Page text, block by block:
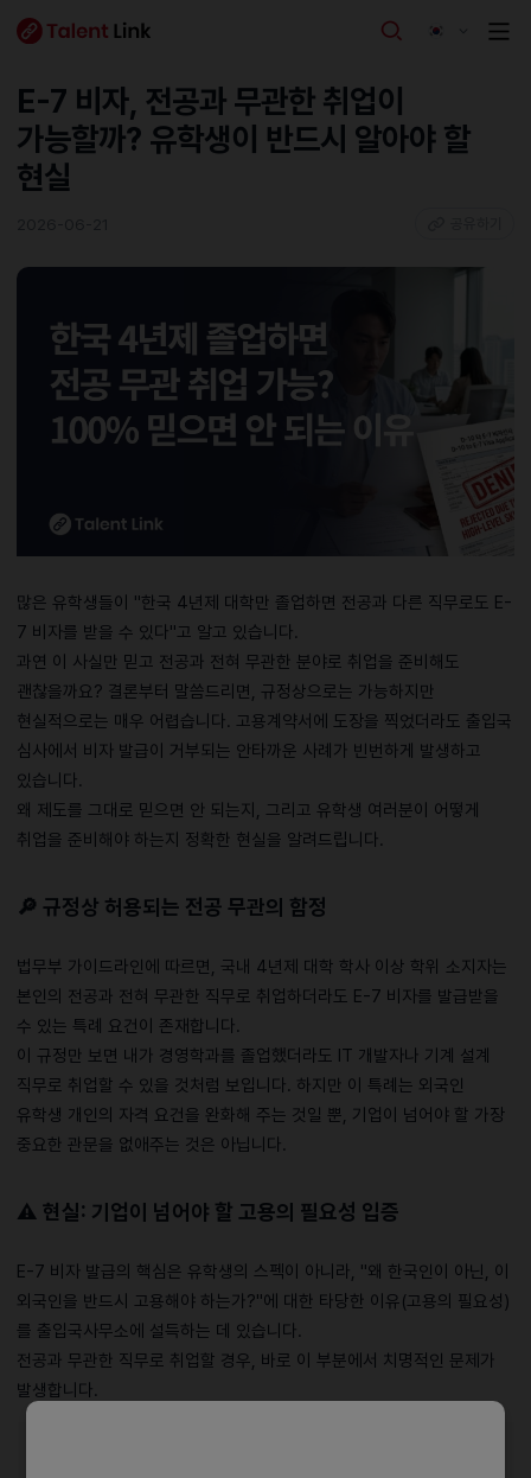
E-7 비자, 전공과 무관한 취업이
가능할까? 유학생이 반드시 알아야 할
현실
많은 유학생들이 "한국 4년제 대학만 졸업하면 전공과 다른 직무로도 E-
7 비자를 받을 수 있다"고 알고 있습니다.
과연 이 사실만 믿고 전공과 전혀 무관한 분야로 취업을 준비해도
괜찮을까요? 결론부터 말씀드리면, 규정상으로는 가능하지만
현실적으로는 매우 어렵습니다. 고용계약서에 도장을 찍었더라도 출입국
심사에서 비자 발급이 거부되는 안타까운 사례가 빈번하게 발생하고
있습니다.
왜 제도를 그대로 믿으면 안 되는지, 그리고 유학생 여러분이 어떻게
취업을 준비해야 하는지 정확한 현실을 알려드립니다.
🔎 규정상 허용되는 전공 무관의 함정
법무부 가이드라인에 따르면, 국내 4년제 대학 학사 이상 학위 소지자는
본인의 전공과 전혀 무관한 직무로 취업하더라도 E-7 비자를 발급받을
수 있는 특례 요건이 존재합니다.
이 규정만 보면 내가 경영학과를 졸업했더라도 IT 개발자나 기계 설계
직무로 취업할 수 있을 것처럼 보입니다. 하지만 이 특례는 외국인
유학생 개인의 자격 요건을 완화해 주는 것일 뿐, 기업이 넘어야 할 가장
중요한 관문을 없애주는 것은 아닙니다.
⚠️ 현실: 기업이 넘어야 할 고용의 필요성 입증
E-7 비자 발급의 핵심은 유학생의 스펙이 아니라, "왜 한국인이 아닌, 이
외국인을 반드시 고용해야 하는가?"에 대한 타당한 이유(고용의 필요성)
를 출입국사무소에 설득하는 데 있습니다.
전공과 무관한 직무로 취업할 경우, 바로 이 부분에서 치명적인 문제가
발생합니다.